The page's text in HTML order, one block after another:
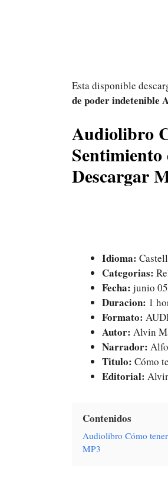
Esta disponible
de poder
Audiolibro
Descargar
Idioma:
Categorias:
Fecha: junio
Duracion: 1
Formato:
Autor: Alvin
Narrador:
Titulo: Cómo
Editorial:
Contenidos
Audiolibro Cómo
MP3